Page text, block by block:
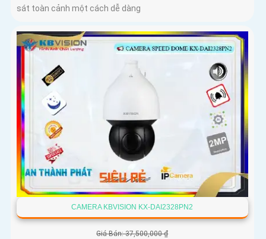
sát toàn cảnh một cách dễ dàng
CAMERA KBVISION KX-DAI2328PN2
Giá Bán: 37,500,000 ₫